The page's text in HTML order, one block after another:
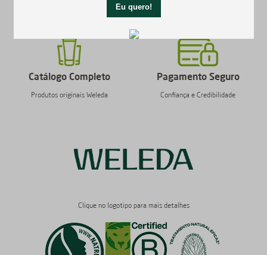
Catálogo Completo
Produtos originais Weleda
Pagamento Seguro
Confiança e Credibilidade
Clique no logotipo para mais detalhes